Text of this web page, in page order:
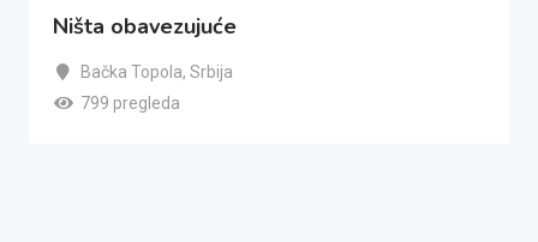
Ništa obavezujuće
Bačka Topola, Srbija
799 pregleda